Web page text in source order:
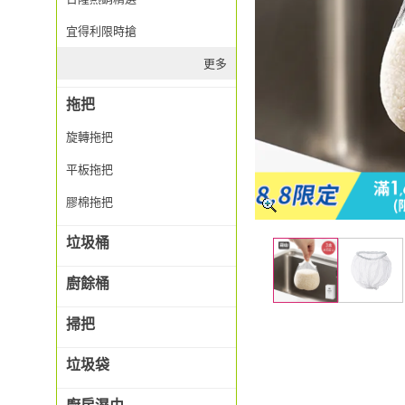
宜得利限時搶
更多
拖把
旋轉拖把
平板拖把
膠棉拖把
垃圾桶
廚餘桶
掃把
垃圾袋